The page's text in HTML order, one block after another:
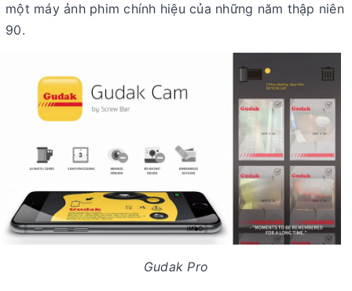
một máy ảnh phim chính hiệu của những năm thập niên
90.
Gudak Pro